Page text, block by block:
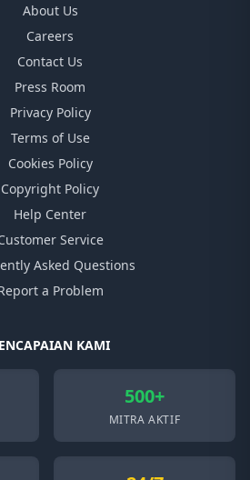
About Us
Careers
Contact Us
Press Room
Privacy Policy
Terms of Use
Cookies Policy
Copyright Policy
Help Center
Service
Asked Questions
a Problem
KAMI
500+
MITRA AKTIF